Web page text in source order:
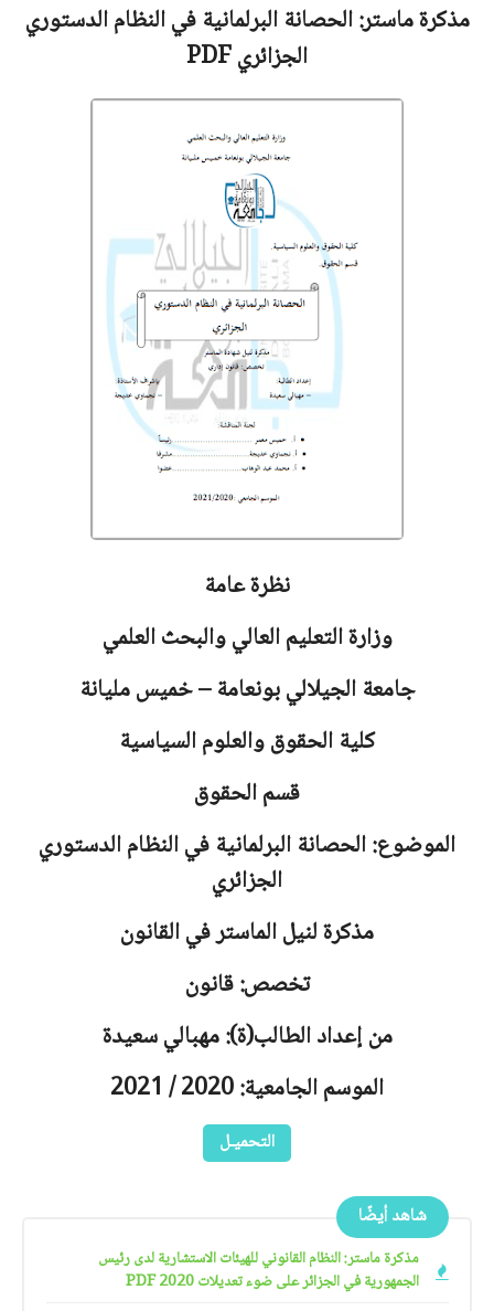
مذكرة ماستر:الحصانة البرلمانية في النظام الدستوري
الجزائريPDF
نظرة عامة
وزارة التعليم العالي والبحث العلمي
جامعةالجيلالي بونعامة – خميس مليانة
كلية الحقوق والعلوم السياسية
قسم الحقوق
الموضوع: الحصانة البرلمانية في النظام الدستوري
الجزائري
مذكرة لنيل الماستر في القانون
تخصص: قانون
من إعداد الطالب(ة): مهبالي سعيدة
الموسم الجامعية: 2020 / 2021
التحميـل
شاهد أيضًا
مذكرة ماستر: النظام القانوني للهيئات الاستشارية لدى رئيس
الجمهورية في الجزائر على ضوء تعديلات 2020 PDF